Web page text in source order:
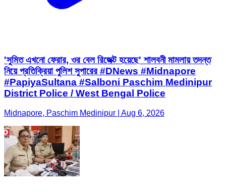
'সুমিত এখনো ফেরার, ওর বেল রিজেক্ট হয়েছে' শালবনী মামলায় তদন্ত
নিয়ে প্রতিক্রিয়া পুলিশ সুপারের #DNews #Midnapore
#PapiyaSultana #Salboni Paschim Medinipur
District Police / West Bengal Police
Midnapore, Paschim Medinipur | Aug 6, 2026